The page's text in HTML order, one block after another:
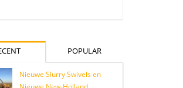
POPULAR
Nieuwe Slurry Swivels en